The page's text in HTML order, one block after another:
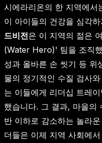
시에라리온의 한 지역에서
이 아이들의 건강을 심각
드비전은 이 지역의 젊은
(Water Hero)' 팀을 조직
성과 올바른 손 씻기 등 위
물의 정기적인 수질 검사
는 이들에게 리더십 트레
했습니다. 그 결과, 마을의
반 이하로 감소하는 놀라
더들은 이제 지역 사회에